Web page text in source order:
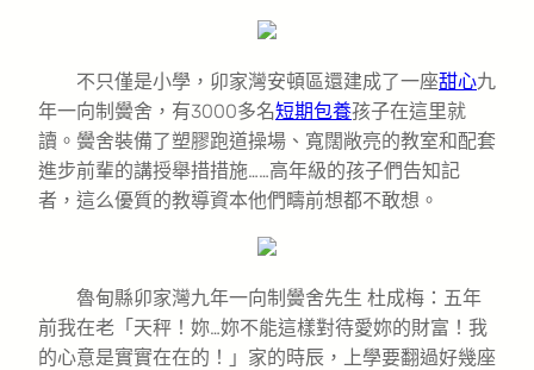
不只僅是小學，卯家灣安頓區還建成了一座甜心九
年一向制黌舍，有3000多名短期包養孩子在這里就
讀。黌舍裝備了塑膠跑道操場、寬闊敞亮的教室和配套
進步前輩的講授舉措措施……高年級的孩子們告知記
者，這么優質的教導資本他們疇前想都不敢想。
魯甸縣卯家灣九年一向制黌舍先生 杜成梅：五年
前我在老「天秤！妳…妳不能這樣對待愛妳的財富！我
的心意是實實在在的！」家的時辰，上學要翻過好幾座